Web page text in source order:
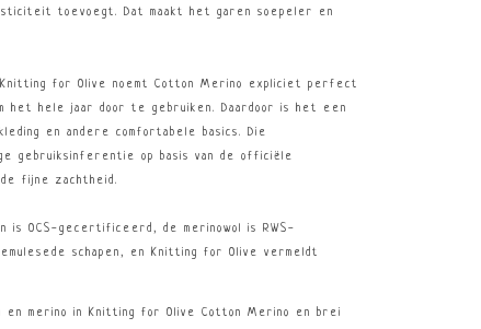
toevoegt. Dat maakt het garen soepeler en
for Olive noemt Cotton Merino expliciet perfect
het hele jaar door te gebruiken. Daardoor is het een
en andere comfortabele basics. Die
gebruiksinferentie op basis van de officiële
fijne zachtheid.
is OCS-gecertificeerd, de merinowol is RWS-
schapen, en Knitting for Olive vermeldt
en merino in Knitting for Olive Cotton Merino en brei